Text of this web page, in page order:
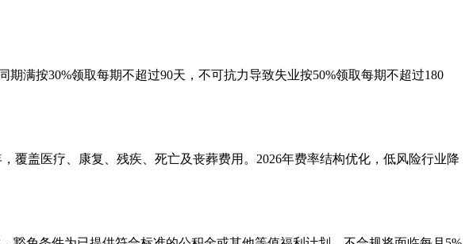
满按30%领取每期不超过90天，不可抗力导致失业按50%领取每期不超过180
覆盖医疗、康复、残疾、死亡及丧葬费用。2026年费率结构优化，低风险行业降